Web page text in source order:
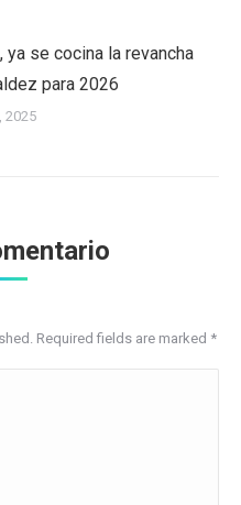
ya se cocina la revancha
para 2026
2025
Required fields are marked *